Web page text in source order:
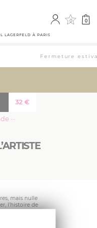
0 0
LAGERFELD À PARIS
Fermeture
32 €
···
mais nulle
l’histoire de
et ses